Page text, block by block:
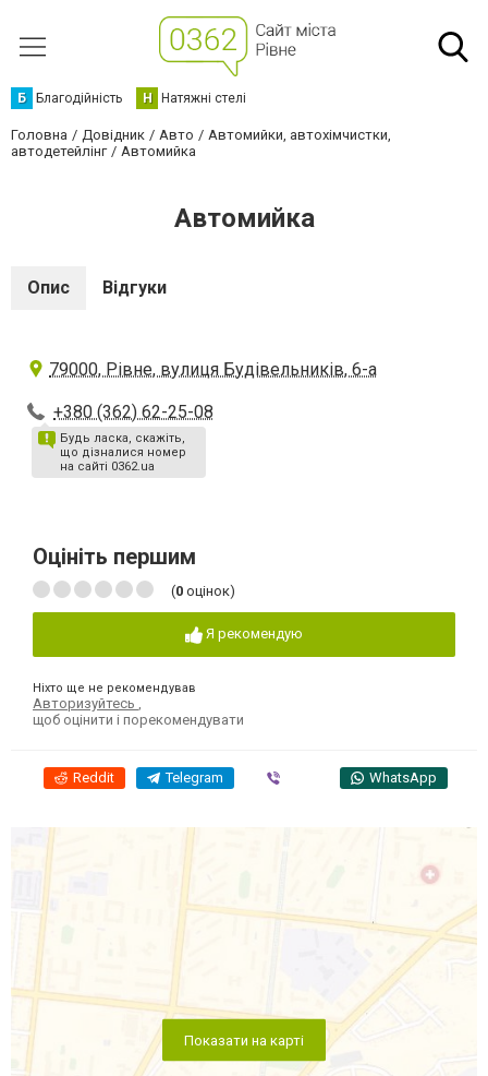
Б Благодійність Н Натяжні стелі
Головна Довідник Авто
Автомийки, автохімчистки,
автодетейлінг
Автомийка
Автомийка
Опис Відгуки
79000, Рівне, вулиця Будівельників, 6-а
+380 (362) 62-25-08
Будь ласка, скажіть,
що дізналися номер
на сайті 0362.ua
Оцініть першим
(0 оцінок)
Я рекомендую
Ніхто ще не рекомендував
Авторизуйтесь
щоб оцінити і порекомендувати
Reddit Telegram WhatsApp
Показати на карті